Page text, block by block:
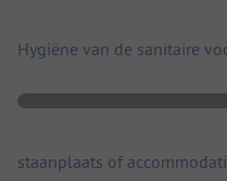
Hygiëne van de sanitaire
staanplaats of